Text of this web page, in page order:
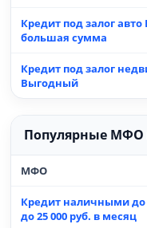
Кредит под залог
большая сумма
Кредит под залог
Выгодный
Популярные МФО
МФО
Кредит наличными
до 25 000 руб. в месяц